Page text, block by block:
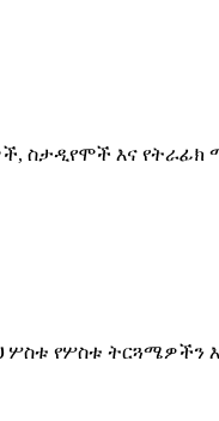
ስታዲየሞች እና የትራፊክ
የሦስቱ ትርጓሜዎችን